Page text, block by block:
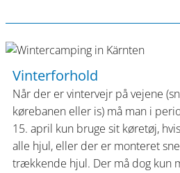
Vinterforhold
Når der er vintervejr på vejene
kørebanen eller is) må man i
15. april kun bruge sit køretøj,
alle hjul, eller der er monteret
trækkende hjul. Der må dog kun